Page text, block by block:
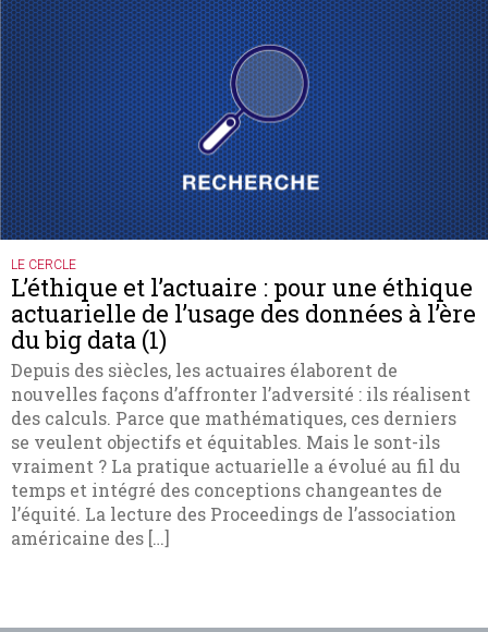
LE CERCLE
L’éthique et l’actuaire : pour une éthique
actuarielle de l’usage des données à l’ère
du big data (1)
Depuis des siècles, les actuaires élaborent de
nouvelles façons d’affronter l’adversité : ils réalisent
des calculs. Parce que mathématiques, ces derniers
se veulent objectifs et équitables. Mais le sont-ils
vraiment ? La pratique actuarielle a évolué au fil du
temps et intégré des conceptions changeantes de
l’équité. La lecture des Proceedings de l’association
américaine des […]